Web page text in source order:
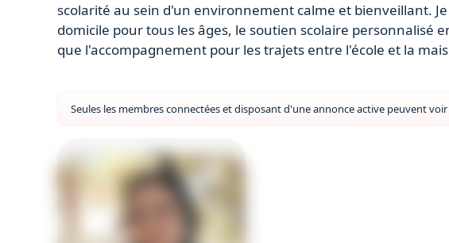
scolarité au sein d'un environnement calme et bienveillant.
domicile pour tous les âges, le soutien scolaire personnalisé
que l'accompagnement pour les trajets entre l'école et la
Seules les membres connectées et disposant d'une annonce active peuvent